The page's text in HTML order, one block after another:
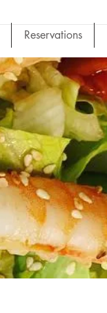
Reservations